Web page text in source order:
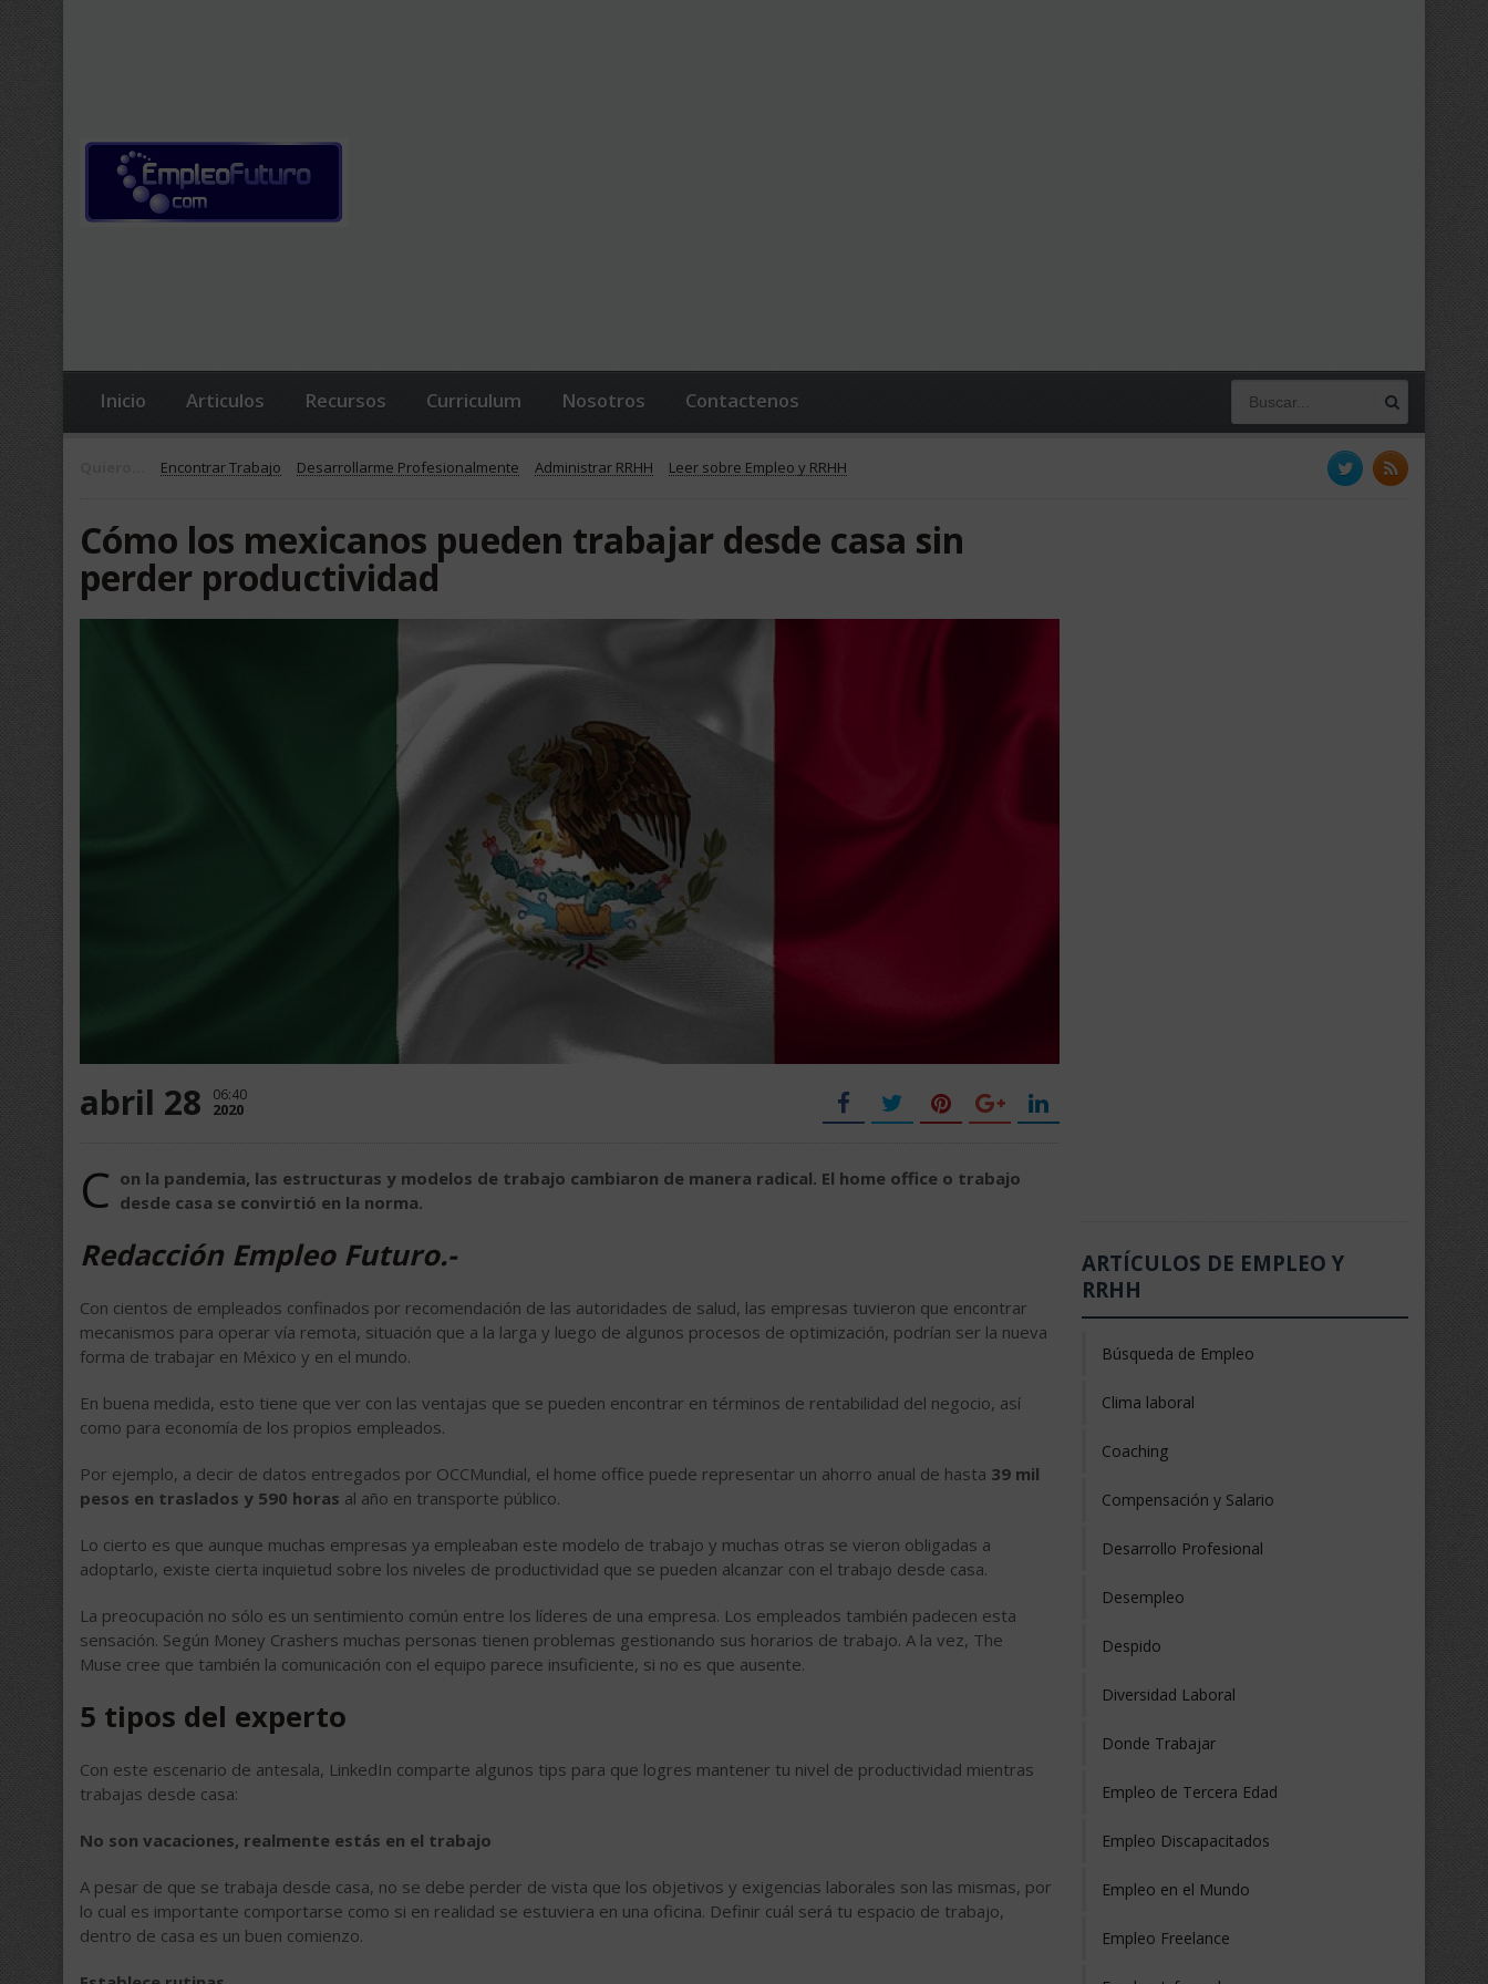
Inicio Articulos Recursos Curriculum Nosotros Contactenos
Encontrar Trabajo Desarrollarme Profesionalmente Administrar RRHH Leer sobre Empleo y RRHH
Cómo los mexicanos pueden trabajar desde casa sin
perder productividad
abril 28 06:40
2020
C on la pandemia, las estructuras y modelos de trabajo cambiaron de manera radical. El home office o trabajo
desde casa se convirtió en la norma.
Redacción Empleo Futuro.-
Con cientos de empleados confinados por recomendación de las autoridades de salud, las empresas tuvieron que encontrar
mecanismos para operar vía remota, situación que a la larga y luego de algunos procesos de optimización, podrían ser la nueva
forma de trabajar en México y en el mundo.
En buena medida, esto tiene que ver con las ventajas que se pueden encontrar en términos de rentabilidad del negocio, así
como para economía de los propios empleados.
Por ejemplo, a decir de datos entregados por OCCMundial, el home office puede representar un ahorro anual de hasta 39 mil
pesos en traslados y 590 horas al año en transporte público.
Lo cierto es que aunque muchas empresas ya empleaban este modelo de trabajo y muchas otras se vieron obligadas a
adoptarlo, existe cierta inquietud sobre los niveles de productividad que se pueden alcanzar con el trabajo desde casa.
La preocupación no sólo es un sentimiento común entre los líderes de una empresa. Los empleados también padecen esta
sensación. Según Money Crashers muchas personas tienen problemas gestionando sus horarios de trabajo. A la vez, The
Muse cree que también la comunicación con el equipo parece insuficiente, si no es que ausente.
5 tipos del experto
Con este escenario de antesala, LinkedIn comparte algunos tips para que logres mantener tu nivel de productividad mientras
trabajas desde casa:
No son vacaciones, realmente estás en el trabajo
A pesar de que se trabaja desde casa, no se debe perder de vista que los objetivos y exigencias laborales son las mismas, por
lo cual es importante comportarse como si en realidad se estuviera en una oficina. Definir cuál será tu espacio de trabajo,
dentro de casa es un buen comienzo.
ARTÍCULOS DE EMPLEO Y
RRHH
Búsqueda de Empleo
Clima laboral
Coaching
Compensación y Salario
Desarrollo Profesional
Desempleo
Despido
Diversidad Laboral
Donde Trabajar
Empleo de Tercera Edad
Empleo Discapacitados
Empleo en el Mundo
Empleo Freelance